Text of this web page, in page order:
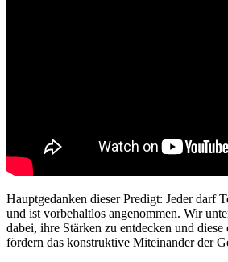
Hauptgedanken dieser Predigt: Jeder darf
und ist vorbehaltlos angenommen. Wir
dabei, ihre Stärken zu entdecken und
fördern das konstruktive Miteinander der